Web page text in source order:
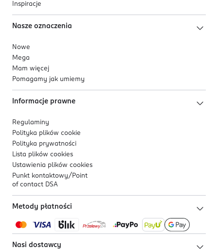
Inspiracje
Nasze oznaczenia
Nowe
Mega
Mam więcej
Pomagamy jak umiemy
Informacje prawne
Regulaminy
Polityka plików cookie
Polityka prywatności
Lista plików cookies
Ustawienia plików cookies
Punkt kontaktowy/ Point
of contact DSA
Metody płatności
Nasi dostawcy